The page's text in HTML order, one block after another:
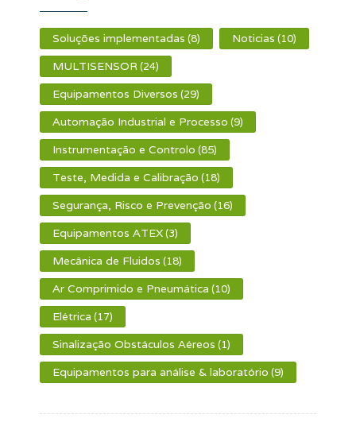
Soluções implementadas (8) Noticias (10)
MULTISENSOR(24)
Equipamentos Diversos (29)
Automação Industrial e Processo (9)
Instrumentação e Controlo (85)
Teste, Medida e Calibração (18)
Segurança, Risco e Prevenção (16)
Equipamentos ATEX(3)
Mecânica de Fluidos (18)
Ar Comprimido e Pneumática (10)
Elétrica (17)
Sinalização Obstáculos Aéreos (1)
Equipamentos para análise & laboratório (9)